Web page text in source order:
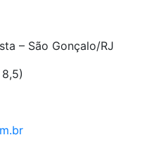
– São Gonçalo/RJ